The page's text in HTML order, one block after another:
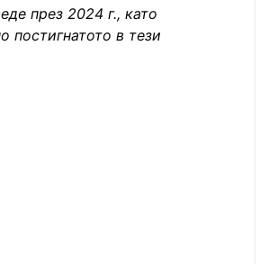
през 2024 г., като
в тези